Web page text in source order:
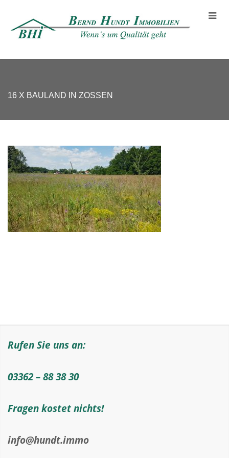
16 X BAULAND IN ZOSSEN
Rufen Sie uns an:
03362 – 88 38 30
Fragen kostet nichts!
info@hundt.immo